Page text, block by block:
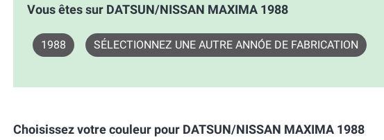
Vous êtes sur DATSUN/NISSAN MAXIMA 1988
1988 SÉLECTIONNEZ UNE AUTRE ANNÓE DE FABRICATION
Choisissez votre couleur pour DATSUN/NISSAN MAXIMA 1988